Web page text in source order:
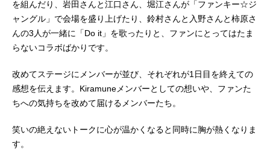
を組んだり、岩田さんと江口さん、堀江さんが「ファンキー☆ジ
ャングル」で会場を盛り上げたり、鈴村さんと入野さんと柿原さ
んの3人が一緒に「Do it」を歌ったりと、ファンにとってはたま
らないコラボばかりです。
改めてステージにメンバーが並び、それぞれが1日目を終えての
感想を伝えます。Kiramuneメンバーとしての想いや、ファンた
ちへの気持ちを改めて届けるメンバーたち。
笑いの絶えないトークに心が温かくなると同時に胸が熱くなりま
す。